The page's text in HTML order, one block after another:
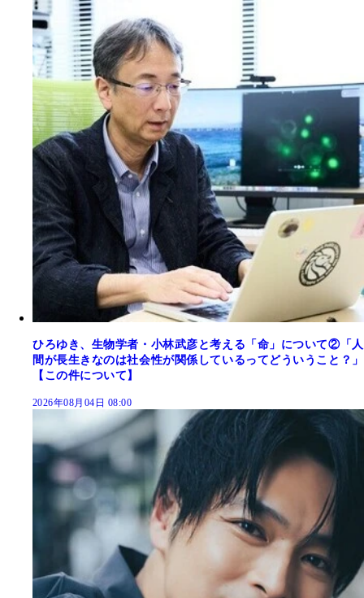
ひろゆき、生物学者・小林武彦と考える「命」について②「人
間が長生きなのは社会性が関係しているってどういうこと？」
【この件について】
2026年08月04日 08:00